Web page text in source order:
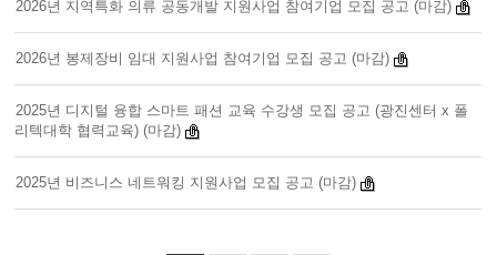
2026년 지역특화 의류 공동개발 지원사업 참여기업 모집 공고 (마감)
2026년 봉제장비 임대 지원사업 참여기업 모집 공고 (마감)
2025년 디지털 융합 스마트 패션 교육 수강생 모집 공고 (광진센터 x 폴
리텍대학 협력교육) (마감)
2025년 비즈니스 네트워킹 지원사업 모집 공고 (마감)